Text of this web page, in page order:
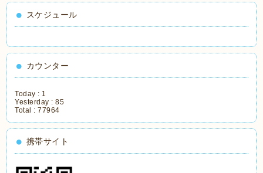
スケジュール
カウンター
Today : 1
Yesterday :85
Total :77964
携帯サイト